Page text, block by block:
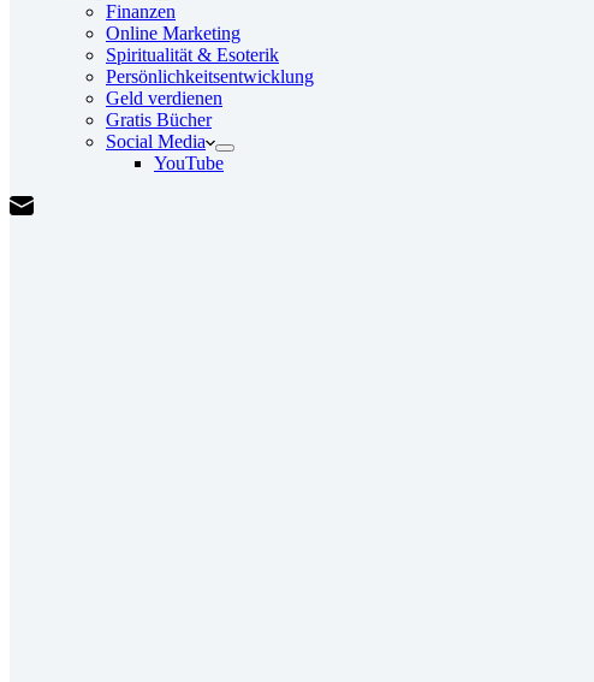
Finanzen
Online Marketing
Spiritualität & Esoterik
Persönlichkeitsentwicklung
Geld verdienen
Gratis Bücher
Social Media
YouTube